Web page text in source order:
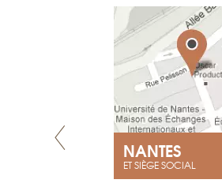
NANTES
ET SIÈGE SOCIAL